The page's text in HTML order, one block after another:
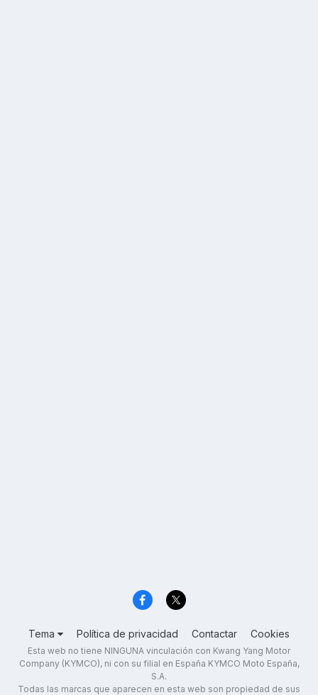
Tema Política de privacidad Contactar Cookies
Esta web no tiene NINGUNA vinculación con Kwang Yang Motor
Company (KYMCO), ni con su filial en España KYMCO Moto España,
S.A.
Todas las marcas que aparecen en esta web son propiedad de sus